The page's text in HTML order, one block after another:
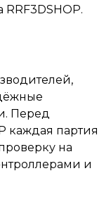
RRF3DSHOP.
Перед
каждая партия
на
и